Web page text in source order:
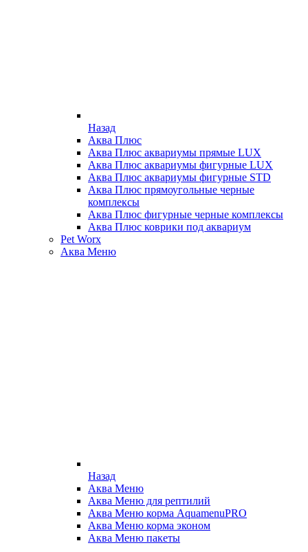
Назад
Аква Плюс
Аква Плюс аквариумы прямые LUX
Аква Плюс аквариумы фигурные LUX
Аква Плюс аквариумы фигурные STD
Аква Плюс прямоугольные черные
комплексы
Аква Плюс фигурные черные комплексы
Аква Плюс коврики под аквариум
Pet Worx
Аква Меню
Назад
Аква Меню
Аква Меню для рептилий
Аква Меню корма AquamenuPRO
Аква Меню корма эконом
Аква Меню пакеты